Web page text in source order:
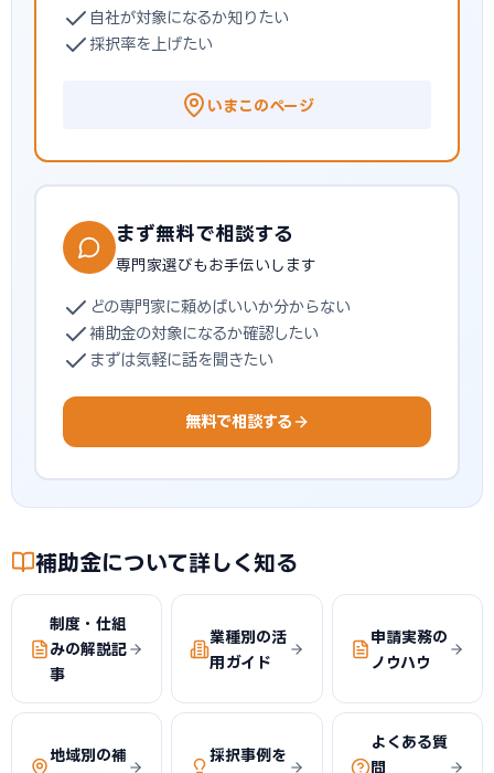
自社が対象になるか知りたい
採択率を上げたい
いまこのページ
まず無料で相談する
専門家選びもお手伝いします
どの専門家に頼めばいいか分からない
補助金の対象になるか確認したい
まずは気軽に話を聞きたい
無料で相談する
補助金について詳しく知る
制度・仕組
みの解説記
事
業種別の活
用ガイド
申請実務の
ノウハウ
地域別の補
採択事例を
よくある質
問